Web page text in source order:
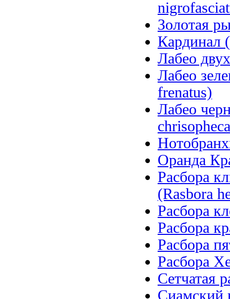
Золотая
Кардинал
Лабео
Лабео
frenatus)
Лабео
Оранда
Расбора
(Rasbora
Расбора
Расбора
Расбора
Расбора
Сетчатая
Сиамский